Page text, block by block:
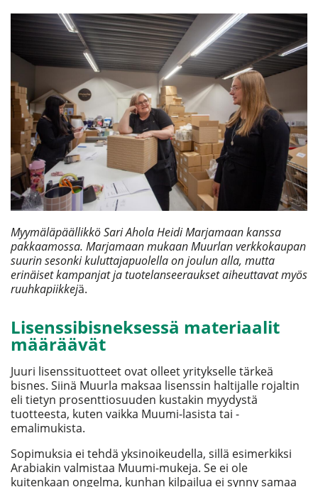
Myymäläpäällikkö Sari Ahola Heidi Marjamaan kanssa
pakkaamossa. Marjamaan mukaan Muurlan verkkokaupan
suurin sesonki kuluttajapuolella on joulun alla, mutta
erinäiset kampanjat ja tuotelanseeraukset aiheuttavat myös
ruuhkapiikkejä.
Lisenssibisneksessä materiaalit
määräävät
Juuri lisenssituotteet ovat olleet yritykselle tärkeä
bisnes. Siinä Muurla maksaa lisenssin haltijalle rojaltin
eli tietyn prosenttiosuuden kustakin myydystä
tuotteesta, kuten vaikka Muumi-lasista tai -
emalimukista.
Sopimuksia ei tehdä yksinoikeudella, sillä esimerkiksi
Arabiakin valmistaa Muumi-mukeja. Se ei ole
kuitenkaan ongelma, kunhan kilpailua ei synny samaa